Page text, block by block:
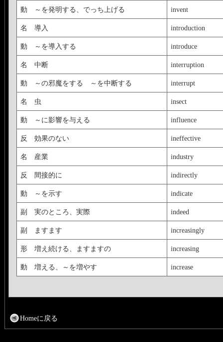
動 ～を発明する、でっち上げる invent
名 導入 introduction
動 ～を導入する introduce
名 中断 interruption
動 ～の邪魔をする ～を中断する interrupt
名 虫 insect
動 ～に影響を与える influence
反 効果のない ineffective
名 産業 industry
反 間接的に indirectly
動 ～を示す indicate
副 実のところ、実際 indeed
副 ますます increasingly
形 増え続ける、ますますの increasing
動 増える、～を増やす increase
Homeに戻る